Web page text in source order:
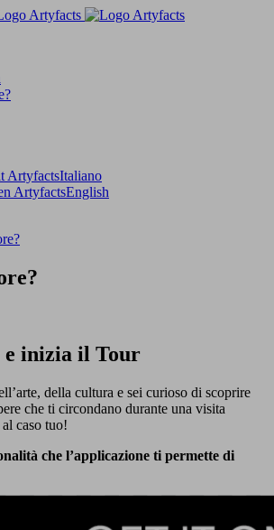
Italiano
English
e inizia il Tour
della cultura e sei curioso di scoprire
che ti circondano durante una visita
caso tuo!
che l’applicazione ti permette di